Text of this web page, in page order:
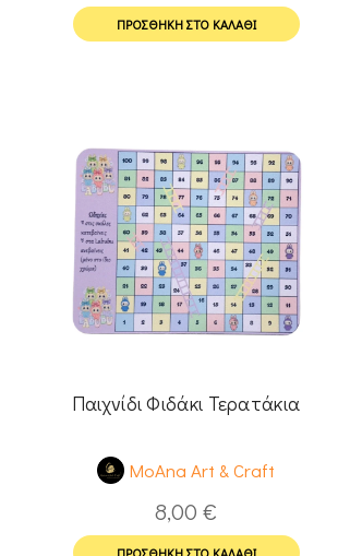
ΠΡΟΣΘΉΚΗ ΣΤΟ ΚΑΛΆΘΙ
Παιχνίδι Φιδάκι Τερατάκια
MoAna Art & Craft
8,00€